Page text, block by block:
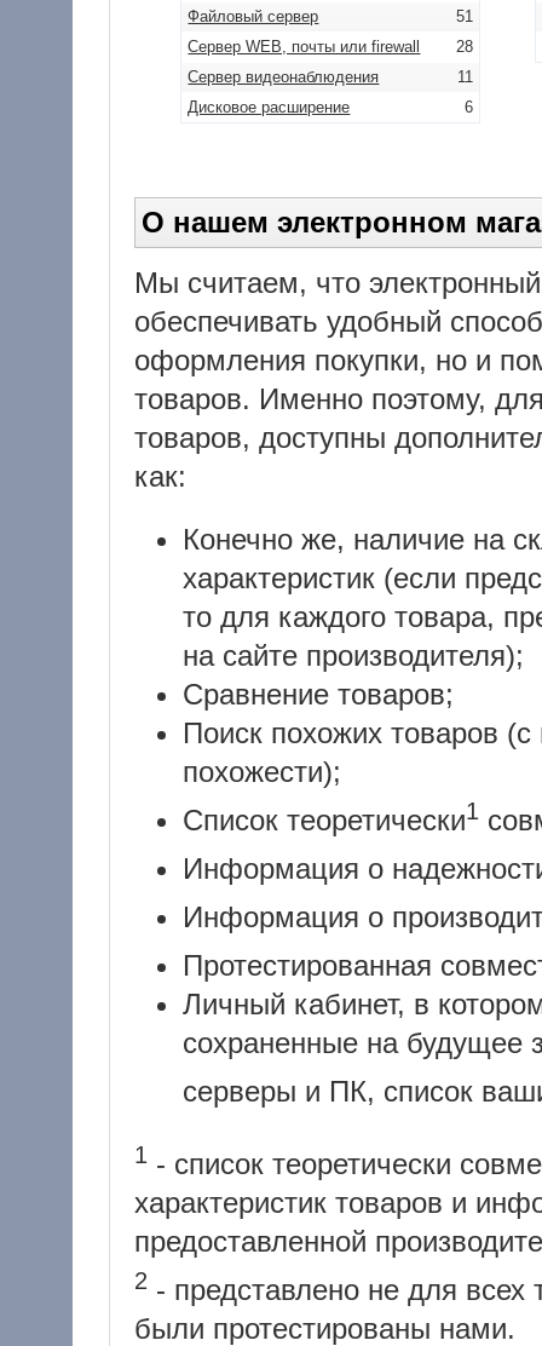
Файловый сервер
51
Сервер WEB, почты или firewall
28
Сервер видеонаблюдения
11
Дисковое расширение
6
О нашем электронном
Мы считаем, что
обеспечивать удобный
оформления покупки, но и
товаров. Именно поэтому,
товаров, доступны
как:
Конечно же, наличие на
характеристик (если
то для каждого товара,
на сайте производителя);
Сравнение товаров;
Поиск похожих товаров
похожести);
Список теоретически1
Информация о
Информация о
Протестированная
Личный кабинет, в
сохраненные на будущее
серверы и ПК, список
1 - список теоретически
характеристик товаров и
предоставленной
2 - представлено не для всех
были протестированы нами.